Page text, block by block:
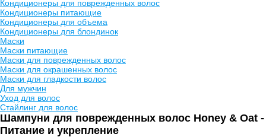
Кондиционеры для поврежденных волос
Кондиционеры питающие
Кондиционеры для объема
Кондиционеры для блондинок
Маски
Маски питающие
Маски для поврежденных волос
Маски для окрашенных волос
Маски для гладкости волос
Для мужчин
Уход для волос
Стайлинг для волос
Шампуни для поврежденных волос Honey & Oat -
Питание и укрепление